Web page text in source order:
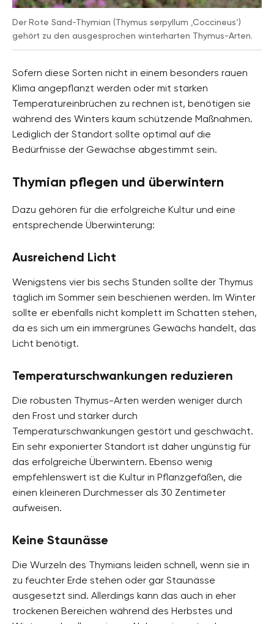
Der Rote Sand-Thymian (Thymus serpyllum ‚Coccineus‘)
gehört zu den ausgesprochen winterharten Thymus-Arten.
Sofern diese Sorten nicht in einem besonders rauen
Klima angepflanzt werden oder mit starken
Temperatureinbrüchen zu rechnen ist, benötigen sie
während des Winters kaum schützende Maßnahmen.
Lediglich der Standort sollte optimal auf die
Bedürfnisse der Gewächse abgestimmt sein.
Thymian pflegen und überwintern
Dazu gehören für die erfolgreiche Kultur und eine
entsprechende Überwinterung:
Ausreichend Licht
Wenigstens vier bis sechs Stunden sollte der Thymus
täglich im Sommer sein beschienen werden. Im Winter
sollte er ebenfalls nicht komplett im Schatten stehen,
da es sich um ein immergrünes Gewächs handelt, das
Licht benötigt.
Temperaturschwankungen reduzieren
Die robusten Thymus-Arten werden weniger durch
den Frost und stärker durch
Temperaturschwankungen gestört und geschwächt.
Ein sehr exponierter Standort ist daher ungünstig für
das erfolgreiche Überwintern. Ebenso wenig
empfehlenswert ist die Kultur in Pflanzgefäßen, die
einen kleineren Durchmesser als 30 Zentimeter
aufweisen.
Keine Staunässe
Die Wurzeln des Thymians leiden schnell, wenn sie in
zu feuchter Erde stehen oder gar Staunässe
ausgesetzt sind. Allerdings kann das auch in eher
trockenen Bereichen während des Herbstes und